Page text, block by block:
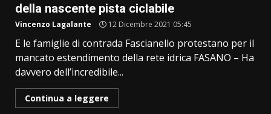
della nascente pista ciclabile
Vincenzo Lagalante 12 Dicembre 2021 05:45
E le famiglie di contrada Fascianello protestano per il
mancato estendimento della rete idrica FASANO – Ha
davvero dell’incredibile...
Continua a leggere